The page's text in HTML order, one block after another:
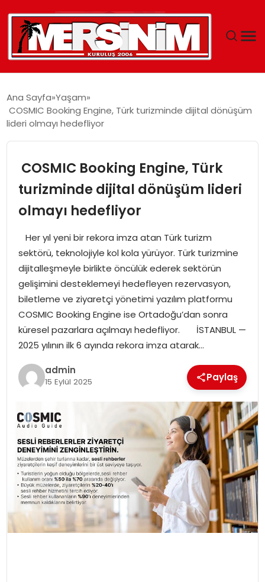
YAŞAM
EĞITIM
SPOR
EKONOMI
MAGAZIN
DÜNYA
OTOMOBIL
Ana Sayfa Yaşam
COSMIC Booking Engine, Türk turizminde dijital dönüşüm
lideri olmayı hedefliyor
COSMIC Booking Engine, Türk
turizminde dijital dönüşüm lideri
olmayı hedefliyor
Her yıl yeni bir rekora imza atan Türk turizm
sektörü, teknolojiyle kol kola yürüyor. Türk turizmine
dijitalleşmeyle birlikte öncülük ederek sektörün
gelişimini desteklemeyi hedefleyen rezervasyon,
biletleme ve ziyaretçi yönetimi yazılım platformu
COSMIC Booking Engine ise Ortadoğu’dan sonra
küresel pazarlara açılmayı hedefliyor. İSTANBUL —
2025 yılının ilk 6 ayında rekora imza atarak…
admin
15 Eylül 2025 Paylaş